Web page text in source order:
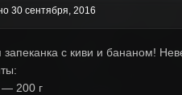
30 сентября, 2016
с киви и бананом!
— 200 г